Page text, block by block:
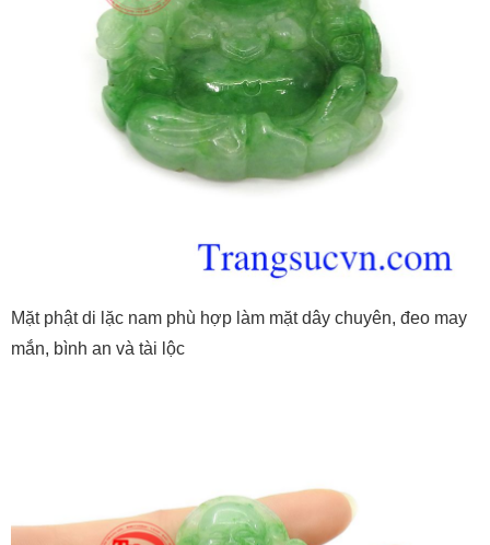
Mặt phật di lặc nam phù hợp làm mặt dây chuyên, đeo may
mắn, bình an và tài lộc